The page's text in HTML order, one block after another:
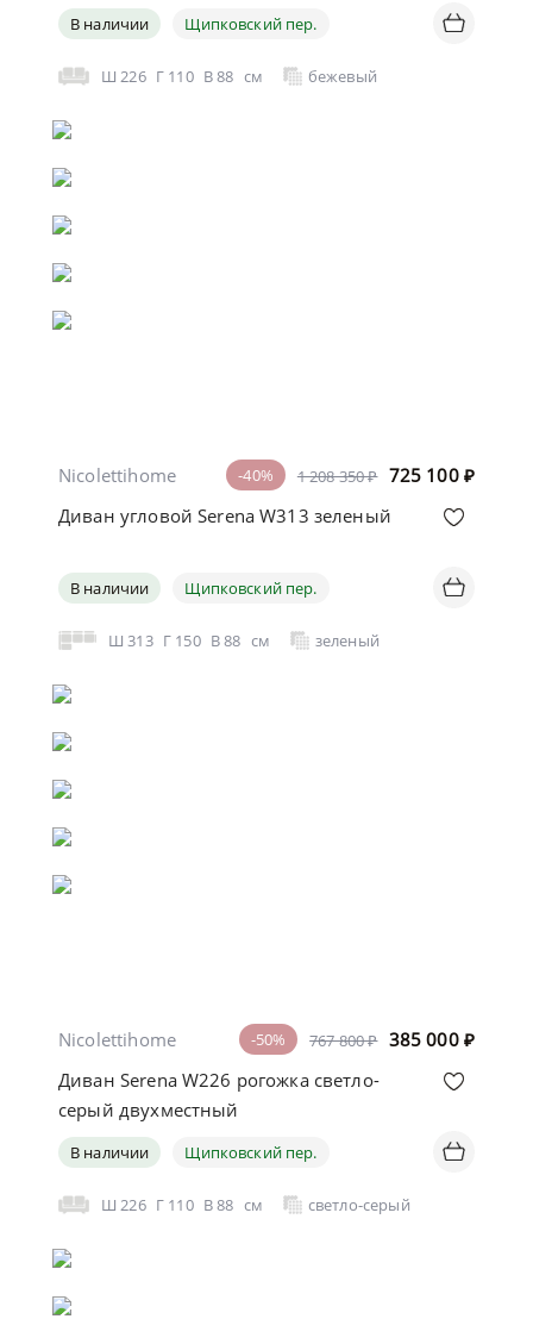
В наличии Щипковский пер.
Ш 226 Г 110 В88 см бежевый
1 208 350 ₽ 725 100 ₽
-40%
Nicolettihome
Диван угловой Serena W313 зеленый
В наличии Щипковский пер.
Ш 313 Г 150 В88 см зеленый
767 800 ₽ 385 000 ₽
-50%
Nicolettihome
Диван Serena W226 рогожка светло-
серый двухместный
В наличии Щипковский пер.
Ш 226 Г 110 В88 см светло-серый